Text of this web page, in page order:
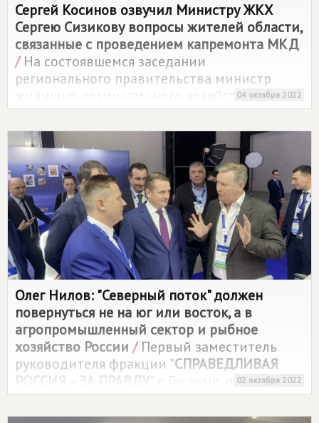
Сергей Косинов озвучил Министру ЖКХ
Сергею Сизикову вопросы жителей области,
связанные с проведением капремонта МКД
/На состоявшемся заседании
регионального правительства министр
жилищно-коммунального хозяйства
доложил об итогах реализации
Краткосрочного плана капитального
ремонта общего имущества в
многоквартирных домах на территории
Ростовской области.
04 октября 2022
Олег Нилов: "Северный поток" должен
повернуться не на юг или восток, а в
агропромышленный сектор и рыбное
хозяйство России /Первый заместитель
руководителя фракции "СПРАВЕДЛИВАЯ
РОССИЯ – ЗА ПРАВДУ" в Госдуме, первый
заместитель председателя Комитета ГД по
аграрным вопросам Олег Нилов посетил в
02 октября 2022